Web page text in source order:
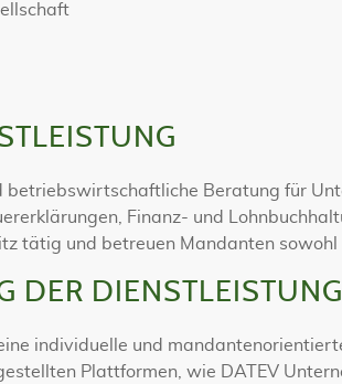
Beratung für
Finanz- und
und betreuen Mandanten sowohl
DER DIENSTLEISTUNG
individuelle und
Plattformen, wie DATEV